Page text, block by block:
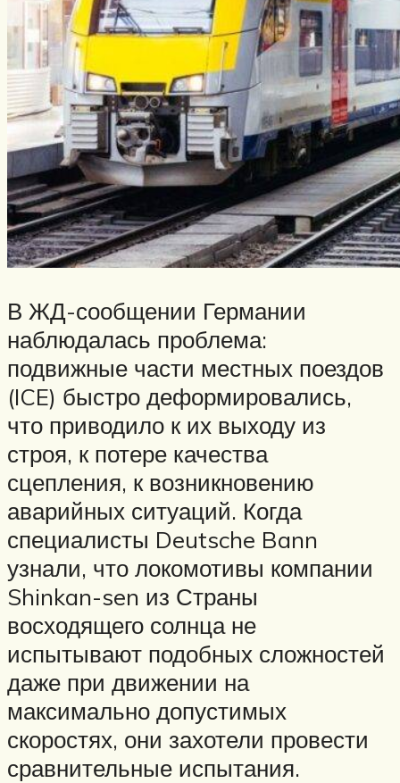
В ЖД-сообщении Германии
наблюдалась проблема:
подвижные части местных поездов
(ICE) быстро деформировались,
что приводило к их выходу из
строя, к потере качества
сцепления, к возникновению
аварийных ситуаций. Когда
специалисты Deutsche Bann
узнали, что локомотивы компании
Shinkan-sen из Страны
восходящего солнца не
испытывают подобных сложностей
даже при движении на
максимально допустимых
скоростях, они захотели провести
сравнительные испытания.